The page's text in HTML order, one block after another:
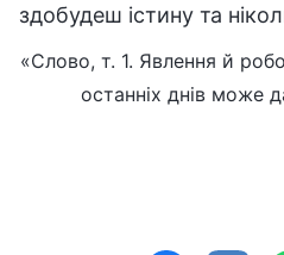
здобудеш істину та
«Слово, т. 1. Явлення й
останніх днів може